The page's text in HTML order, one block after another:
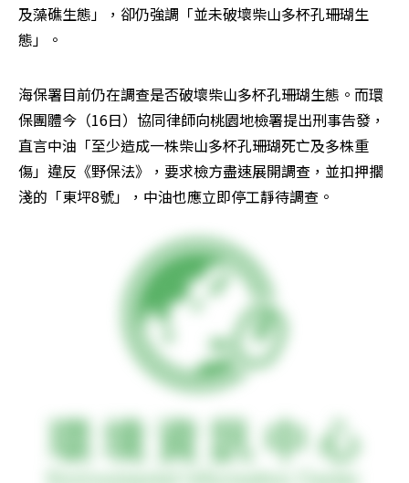
及藻礁生態」，卻仍強調「並未破壞柴山多杯孔珊瑚生
態」。
海保署目前仍在調查是否破壞柴山多杯孔珊瑚生態。而環
保團體今（16日）協同律師向桃園地檢署提出刑事告發，
直言中油「至少造成一株柴山多杯孔珊瑚死亡及多株重
傷」違反《野保法》，要求檢方盡速展開調查，並扣押擱
淺的「東坪8號」，中油也應立即停工靜待調查。